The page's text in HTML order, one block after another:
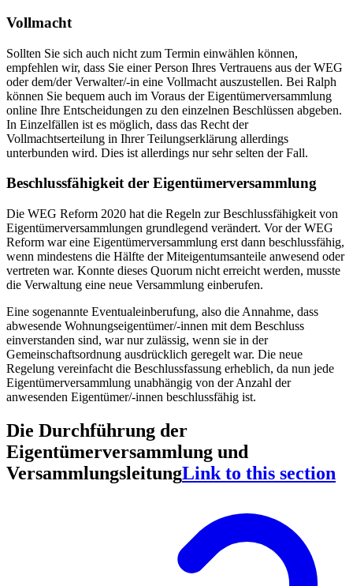
Vollmacht
Sollten Sie sich auch nicht zum Termin einwählen können,
empfehlen wir, dass Sie einer Person Ihres Vertrauens aus der WEG
oder dem/der Verwalter/-in eine Vollmacht auszustellen. Bei Ralph
können Sie bequem auch im Voraus der Eigentümerversammlung
online Ihre Entscheidungen zu den einzelnen Beschlüssen abgeben.
In Einzelfällen ist es möglich, dass das Recht der
Vollmachtserteilung in Ihrer Teilungserklärung allerdings
unterbunden wird. Dies ist allerdings nur sehr selten der Fall.
Beschlussfähigkeit der Eigentümerversammlung
Die WEG Reform 2020 hat die Regeln zur Beschlussfähigkeit von
Eigentümerversammlungen grundlegend verändert. Vor der WEG
Reform war eine Eigentümerversammlung erst dann beschlussfähig,
wenn mindestens die Hälfte der Miteigentumsanteile anwesend oder
vertreten war. Konnte dieses Quorum nicht erreicht werden, musste
die Verwaltung eine neue Versammlung einberufen.
Eine sogenannte Eventualeinberufung, also die Annahme, dass
abwesende Wohnungseigentümer/-innen mit dem Beschluss
einverstanden sind, war nur zulässig, wenn sie in der
Gemeinschaftsordnung ausdrücklich geregelt war. Die neue
Regelung vereinfacht die Beschlussfassung erheblich, da nun jede
Eigentümerversammlung unabhängig von der Anzahl der
anwesenden Eigentümer/-innen beschlussfähig ist.
Die Durchführung der
Eigentümerversammlung und
VersammlungsleitungLink to this section